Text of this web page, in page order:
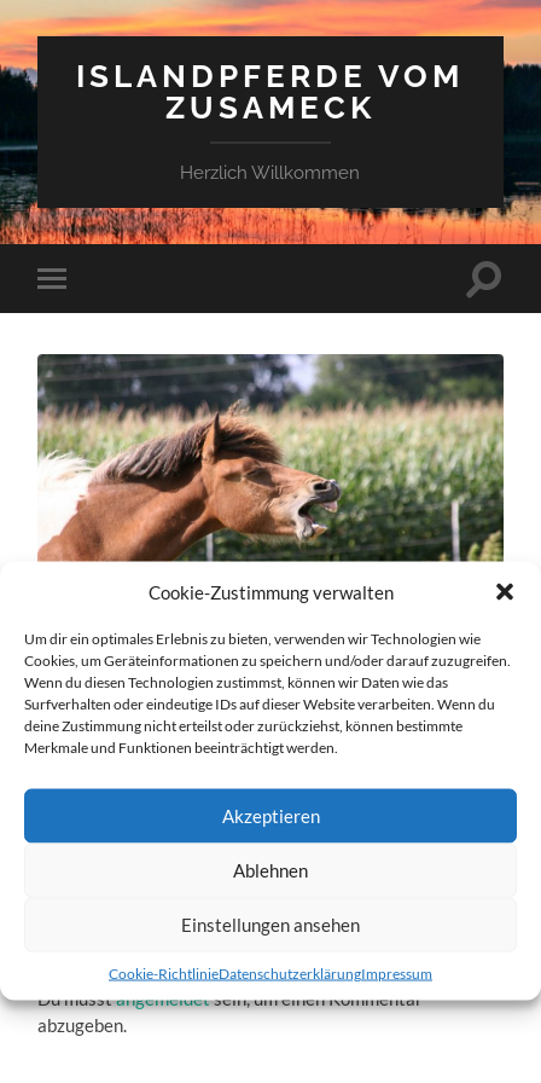
Cookie-Zustimmung verwalten
Um dir ein optimales Erlebnis zu bieten, verwenden wir Technologien wie
Cookies, um Geräteinformationen zu speichern und/oder darauf zuzugreifen.
Wenn du diesen Technologien zustimmst, können wir Daten wie das
Surfverhalten oder eindeutige IDs auf dieser Website verarbeiten. Wenn du
deine Zustimmung nicht erteilst oder zurückziehst, können bestimmte
Merkmale und Funktionen beeinträchtigt werden.
Akzeptieren
Ablehnen
Einstellungen ansehen
Cookie-RichtlinieDatenschutzerklärungImpressum
ISLANDPFERDE VOM
ZUSAMECK
Herzlich Willkommen
Mobile-
Menü
xl013-1.jpg
28. DEZEMBER 2016 1204x1204 PX
Du musstangemeldetsein, um einen Kommentar
abzugeben.